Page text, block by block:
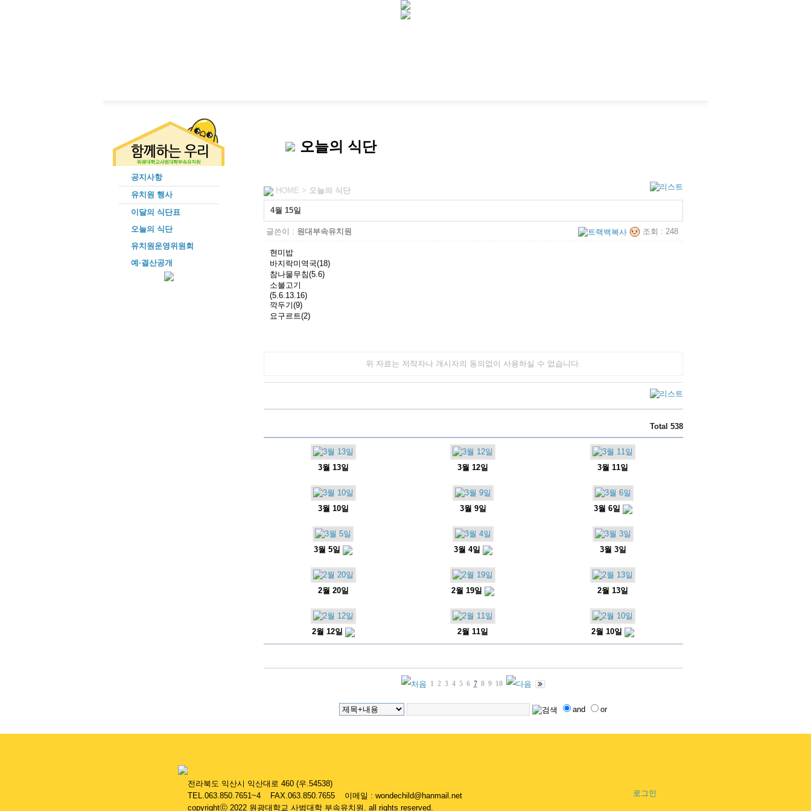
공지사항
유치원 행사
이달의 식단표
오늘의 식단
유치원운영위원회
예·결산공개
오늘의 식단
HOME > 오늘의 식단
4월 15일
글쓴이 : 원대부속유치원 조회 : 248
현미밥
바지락미역국(18)
참나물무침(5.6)
소불고기
(5.6.13.16)
깍두기(9)
요구르트(2)
위 자료는 저작자나 개시자의 동의없이 사용하실 수 없습니다.
Total 538
3월 13일 3월 12일 3월 11일
3월 10일 3월 9일 3월 6일
3월 5일 3월 4일 3월 3일
2월 20일 2월 19일 2월 13일
2월 12일 2월 11일 2월 10일
1 2 3 4 5 6 7 8 9 10
and or
전라북도 익산시 익산대로 460 (우.54538)
TEL.063.850.7651~4 FAX.063.850.7655 이메일 : wondechild@hanmail.net
copyrightⓒ 2022 원광대학교 사범대학 부속유치원. all rights reserved.
로그인